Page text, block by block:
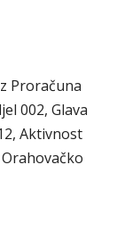
Proračuna
002, Glava
Aktivnost